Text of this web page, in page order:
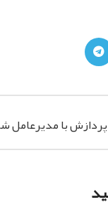
با مدیرعامل